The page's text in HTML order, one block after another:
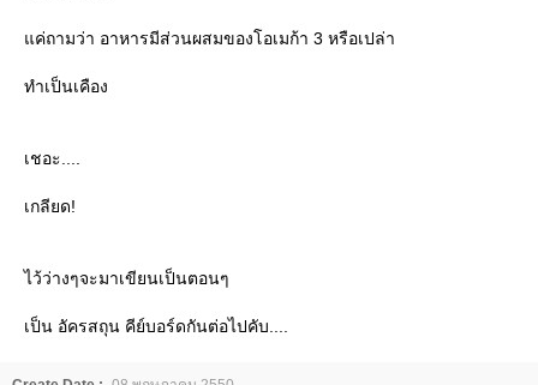
ค่ถามว่า อาหารมีส่วนผสมของโอเมก้า 3 หรือเปล่า
ทำเป็นเคือง
เชอะ....
เกลียด!
ไว้ว่างๆจะมาเขียนเป็นตอนๆ
เป็น อัครสถุน คีย์บอร์ดกันต่อไปคับ....